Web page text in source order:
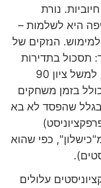
נורת
היא לשלמות –
הנזקים של
תסכול בתדירות
גבוהה (גם אחרי הצלחה, למשל ציון 90
בזמן משחקים
בגלל שהפסד לא בא
כפי שהוא
עלולים